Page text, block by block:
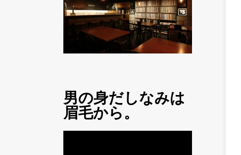
男の身だしなみは
眉毛から。